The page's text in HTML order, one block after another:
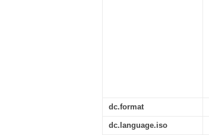
dc.format
dc.language.iso